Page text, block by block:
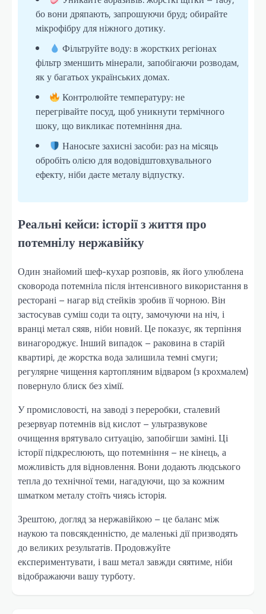
бо вони дряпають, запрошуючи бруд; обирайте
мікрофібру для ніжного дотику.
Фільтруйте воду: в жорстких регіонах
фільтр зменшить мінерали, запобігаючи розводам,
як у багатьох українських домах.
Контролюйте температуру: не
перегрівайте посуд, щоб уникнути термічного
шоку, що викликає потемніння дна.
Наносьте захисні засоби: раз на місяць
обробіть олією для водовідштовхувального
ефекту, ніби даєте металу відпустку.
Реальні кейси: історії з життя про
потемнілу нержавійку
Один знайомий шеф-кухар розповів, як його улюблена
сковорода потемніла після інтенсивного використання в
ресторані – нагар від стейків зробив її чорною. Він
застосував суміш соди та оцту, замочуючи на ніч, і
вранці метал сяяв, ніби новий. Це показує, як терпіння
винагороджує. Інший випадок – раковина в старій
квартирі, де жорстка вода залишила темні смуги;
регулярне чищення картопляним відваром (з крохмалем)
повернуло блиск без хімії.
У промисловості, на заводі з переробки, сталевий
резервуар потемнів від кислот – ультразвукове
очищення врятувало ситуацію, запобігши заміні. Ці
історії підкреслюють, що потемніння – не кінець, а
можливість для відновлення. Вони додають людського
тепла до технічної теми, нагадуючи, що за кожним
шматком металу стоїть чиясь історія.
Зрештою, догляд за нержавійкою – це баланс між
наукою та повсякденністю, де маленькі дії призводять
до великих результатів. Продовжуйте
експериментувати, і ваш метал завжди сяятиме, ніби
відображаючи вашу турботу.